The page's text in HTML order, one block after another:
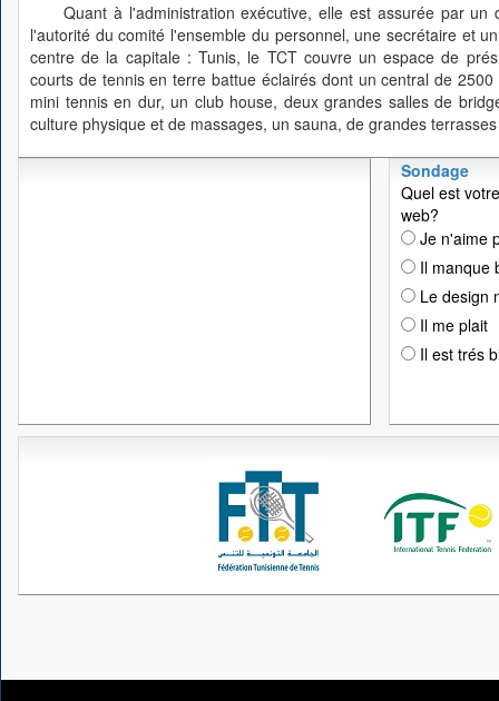
Quant à l'administration exécutive, elle est assurée par
l'autorité du comité l'ensemble du personnel, une secrétaire et
centre de la capitale : Tunis, le TCT couvre un espace de
courts de tennis en terre battue éclairés dont un central de
mini tennis en dur, un club house, deux grandes salles de
culture physique et de massages, un sauna, de grandes
Sondage
Quel est
web?
Je n'aime
Il manque
Le design
Il me plait
Il est trés